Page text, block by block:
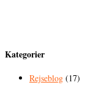
Kategorier
Rejseblog (17)